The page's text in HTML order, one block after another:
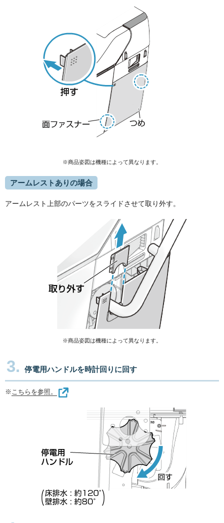
※商品姿図は機種によって異なります。
アームレストありの場合
アームレスト上部のパーツをスライドさせて取り外す。
※商品姿図は機種によって異なります。
3. 停電用ハンドルを時計回りに回す
※ こちらを参照。